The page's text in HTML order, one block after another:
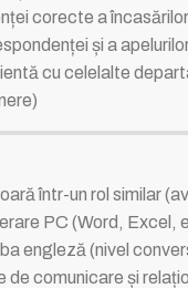
corecte a
și a
cu celelalte
într-un rol similar
PC (Word, Excel,
engleză (nivel
de comunicare și